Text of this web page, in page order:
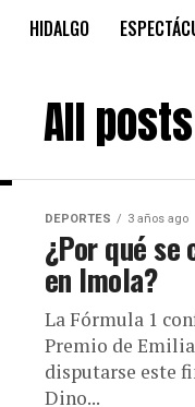
HIDALGO
All
DEPORTES 3 años ago
¿Por qué se
en Imola?
La Fórmula 1
Premio de
disputarse este
Dino...